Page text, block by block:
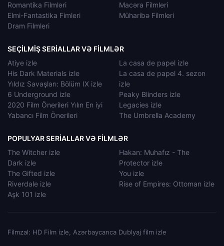
Romantika Filmləri
Elmi-Fantastika Fimleri
Dram Filmleri
Macəra Filmleri
Müharibə Filmleri
SEÇILMIŞ SERIALLAR VƏ FILMLƏR
Atiye izle
His Dark Materials izle
Yıldız Savaşları: Bölüm IX izle
6 Underground izle
2020 Film Önerileri Yılın En iyi
Yabancı Film Önerileri
La casa de papel izle
La casa de papel 4. sezon
izle
Peaky Blinders izle
Legacies izle
The Umbrella Academy
POPULYAR SERIALLAR VƏ FILMLƏR
The Witcher izle
Dark izle
The Gifted izle
Riverdale izle
Aşk 101 izle
Hakan: Muhafız - The
Protector izle
You izle
Rise of Empires: Ottoman izle
Filmzal: HD Film izle, Azərbaycanca Dublyaj film izle